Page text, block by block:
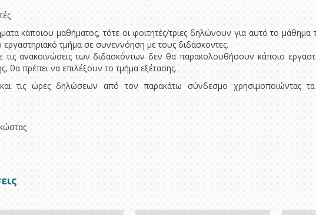
κάποιου μαθήματος, τότε οι φοιτητές/τριες δηλώνουν για αυτό το
τμήμα σε συνεννόηση με τους διδάσκοντες.
τις ανακοινώσεις των διδασκόντων δεν θα παρακολουθήσουν κάποιο
θα πρέπει να επιλέξουν το τμήμα εξέτασης.
και τις ώρες δηλώσεων από τον παρακάτω σύνδεσμο χρησιμοποιώντας